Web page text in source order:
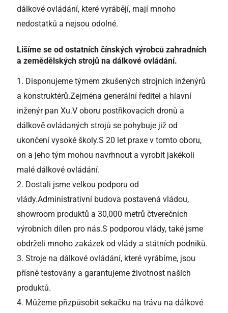
dálkové ovládání, které vyrábějí, mají mnoho
nedostatků a nejsou odolné.
Lišíme se od ostatních čínských výrobců zahradních
a zemědělských strojů na dálkové ovládání.
1. Disponujeme týmem zkušených strojních inženýrů
a konstruktérů.Zejména generální ředitel a hlavní
inženýr pan Xu.V oboru postřikovacích dronů a
dálkově ovládaných strojů se pohybuje již od
ukončení vysoké školy.S 20 let praxe v tomto oboru,
on a jeho tým mohou navrhnout a vyrobit jakékoli
malé dálkové ovládání.
2. Dostali jsme velkou podporu od
vlády.Administrativní budova postavená vládou,
showroom produktů a 30,000 metrů čtverečních
výrobních dílen pro nás.S podporou vlády, také jsme
obdrželi mnoho zakázek od vlády a státních podniků.
3.Stroje na dálkové ovládání, které vyrábíme, jsou
přísně testovány a garantujeme životnost našich
produktů.
4. Můžeme přizpůsobit sekačku na trávu na dálkové